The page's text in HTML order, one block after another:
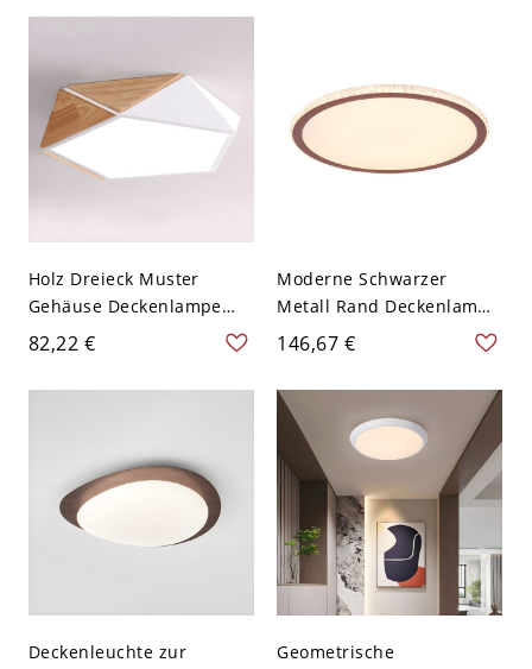
110V-120V 50,8 cm
Holz Dreieck Muster
Gehäuse Deckenlampe
Nordeuropa Macaron
Farbe Pentagon Form LED
1-Kopf Deckenleuchte -
82,22 €
Moderne Schwarzer
Metall Rand Deckenlampe
Kristallblöcke Rund Weiße
LED 1-Licht Deckenleuchte
- Rosa-Golden 110V-120V
40,64 cm Dreistufiges
Dimmen
146,67 €
Deckenleuchte zur
Geometrische